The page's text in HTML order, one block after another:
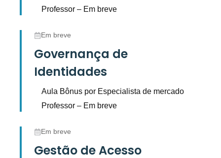
Professor – Em breve
Em breve
Governança de
Identidades
Aula Bônus por Especialista de mercado
Professor – Em breve
Em breve
Gestão de Acesso